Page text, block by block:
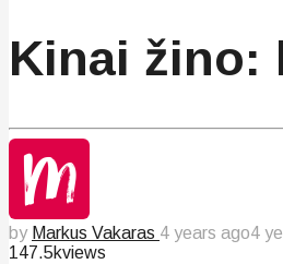
Kinai žino:
by Markus Vakaras 4 years ago4
147.5kviews